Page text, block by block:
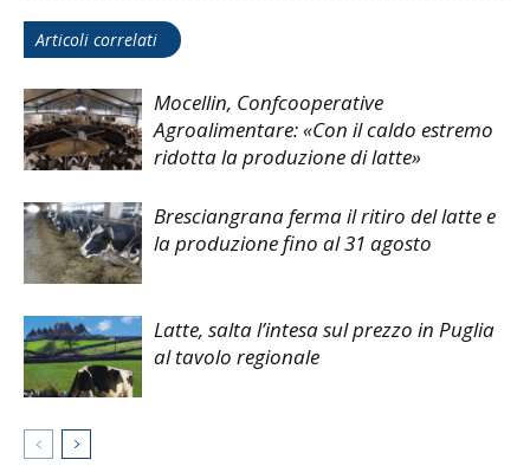
Articoli correlati
Mocellin, Confcooperative
Agroalimentare: «Con il caldo estremo
ridotta la produzione di latte»
Bresciangrana ferma il ritiro del latte e
la produzione fino al 31 agosto
Latte, salta l’intesa sul prezzo in Puglia
al tavolo regionale